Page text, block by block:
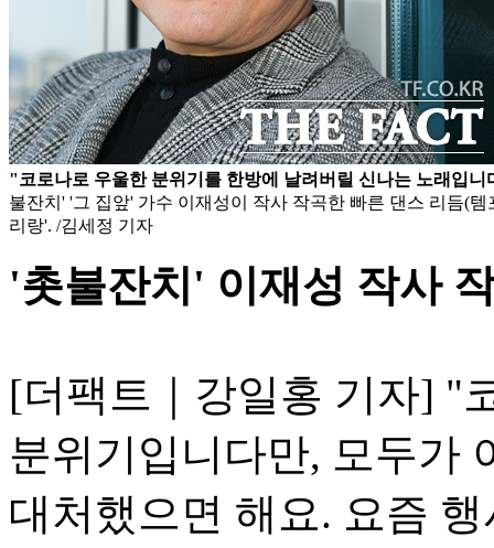
"코로나로 우울한 분위기를 한방에 날려버릴 신나는 노래입니
불잔치' '그 집앞' 가수 이재성이 작사 작곡한 빠른 댄스 리듬(
리랑'. /김세정 기자
'촛불잔치' 이재성 작사
[더팩트｜강일홍 기자] "
분위기입니다만, 모두가
대처했으면 해요. 요즘